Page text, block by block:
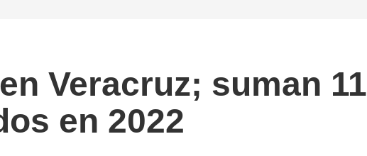
Veracruz; suman 11
en 2022